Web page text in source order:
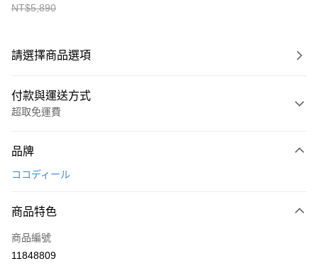
NT$5,890
請選擇商品選項
付款與運送方式
超取免運費
信用卡一次付款
LINE Pay
Apple Pay
品牌
ココディール
商品特色
商品編號
11848809